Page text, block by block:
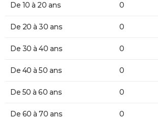
De 10 à 20 ans 0
De 20 à 30 ans 0
De 30 à 40 ans 0
De 40 à 50 ans 0
De 50 à 60 ans 0
De 60 à 70 ans 0